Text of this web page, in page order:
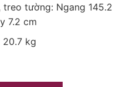
tường: Ngang 145.2
7.2 cm
20.7 kg